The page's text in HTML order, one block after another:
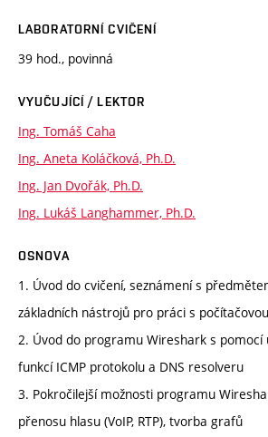
LABORATORNÍ CVIČENÍ
39 hod., povinná
VYUČUJÍCÍ / LEKTOR
Ing. Tomáš Caha
Ing. Aneta Koláčková, Ph.D.
Ing. Jan Dvořák, Ph.D.
Ing. Lukáš Langhammer, Ph.D.
OSNOVA
1. Úvod do cvičení, seznámení s
základních nástrojů pro práci s
2. Úvod do programu Wireshark s pomocí
funkcí ICMP protokolu a DNS resolveru
3. Pokročilejší možnosti programu
přenosu hlasu (VoIP, RTP), tvorba grafů